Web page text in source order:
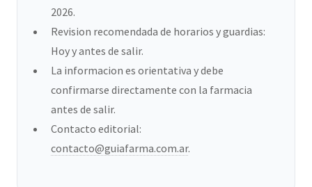
2026.
Revision recomendada de horarios y guardias:
Hoy y antes de salir.
La informacion es orientativa y debe
confirmarse directamente con la farmacia
antes de salir.
Contacto editorial:
contacto@guiafarma.com.ar.